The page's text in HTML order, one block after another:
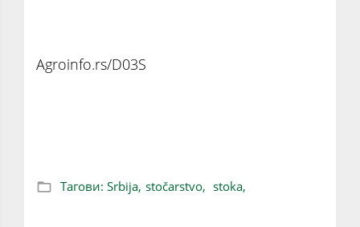
Agroinfo.rs/D03S
Тагови: Srbija, stočarstvo, stoka,